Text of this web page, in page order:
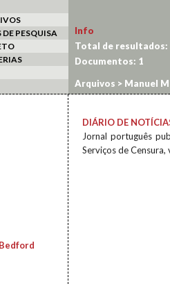
DE PESQUISA
Info
Total de resultados:
Documentos: 1
Arquivos > Manuel
DIÁRIO DE
Jornal português
Serviços de